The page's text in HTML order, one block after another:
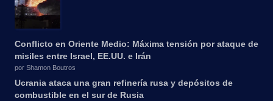
Conflicto en Oriente Medio: Máxima tensión por ataque de
misiles entre Israel, EE.UU. e Irán
por Shamon Boutros
Ucrania ataca una gran refinería rusa y depósitos de
combustible en el sur de Rusia